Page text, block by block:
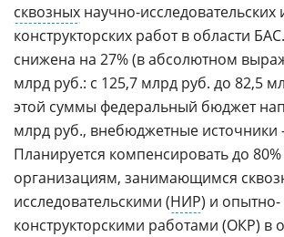
сквозных научно-
конструкторских работ в области
снижена на 27% (в абсолютном
млрд руб.: с 125,7 млрд руб. до 82,5
этой суммы федеральный бюджет
млрд руб., внебюджетные
Планируется компенсировать до 80%
организациям, занимающимся
исследовательскими (НИР) и опытно-
конструкторскими работами (ОКР) в